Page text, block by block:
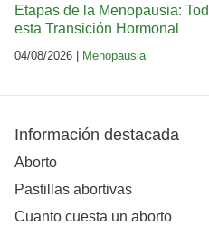
Etapas de la Menopausia:
esta Transición Hormonal
04/08/2026 | Menopausia
Información destacada
Aborto
Pastillas abortivas
Cuanto cuesta un aborto